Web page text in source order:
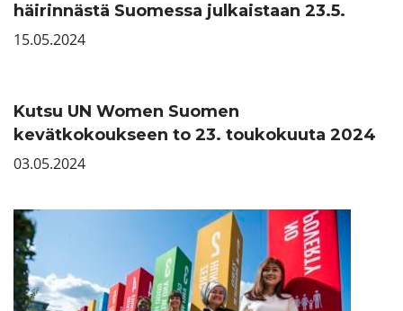
häirinnästä Suomessa julkaistaan 23.5.
15.05.2024
Kutsu UN Women Suomen
kevätkokoukseen to 23. toukokuuta 2024
03.05.2024